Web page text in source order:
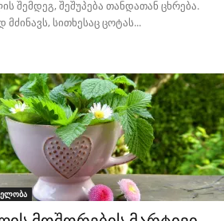
შემდეგ, შეშუპება თანდათან ცხრება.
მძინავს, სითხესაც ცოტას...